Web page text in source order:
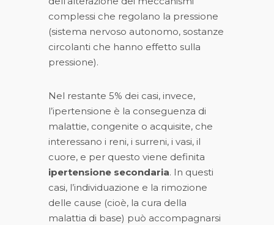
complessi che regolano la pressione
(sistema nervoso autonomo, sostanze
circolanti che hanno effetto sulla
pressione).
Nel restante 5% dei casi, invece,
l’ipertensione è la conseguenza di
malattie, congenite o acquisite, che
interessano i reni, i surreni, i vasi, il
cuore, e per questo viene definita
ipertensione secondaria. In questi
casi, l’individuazione e la rimozione
delle cause (cioè, la cura della
malattia di base) può accompagnarsi